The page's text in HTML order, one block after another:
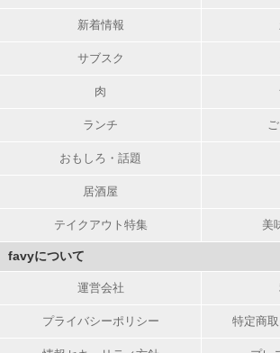
新着情報
サブスク
肉
ランチ
おもしろ・話題
居酒屋
テイクアウト特集 美
favyについて
運営会社
プライバシーポリシー 特定商